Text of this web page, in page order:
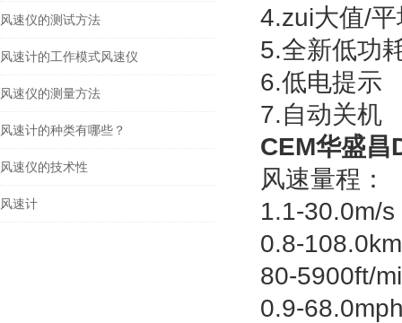
风速仪的测试方法
风速计的工作模式风速仪
风速仪的测量方法
风速计的种类有哪些？
风速仪的技术性
风速计
4.zui大值/
5.全新低功
6.低电提示
7.自动关机
CEM华盛昌
风速量程：
1.1-30.0m/s
0.8-
80-5900ft/
0.9-